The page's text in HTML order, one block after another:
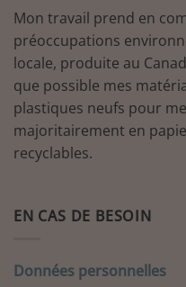
Mon travail prend en
préoccupations
locale, produite au
que possible mes
plastiques neufs pour
majoritairement en
recyclables.
EN CAS DE BESOIN
Données personnelles